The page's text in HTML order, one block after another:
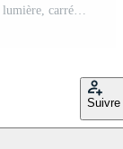
embrasé néon carré pour votre décoration. néon lumière, carré cadre, Vide espace pour texte, ultra-violet spectre. PNG Pro
Suivre